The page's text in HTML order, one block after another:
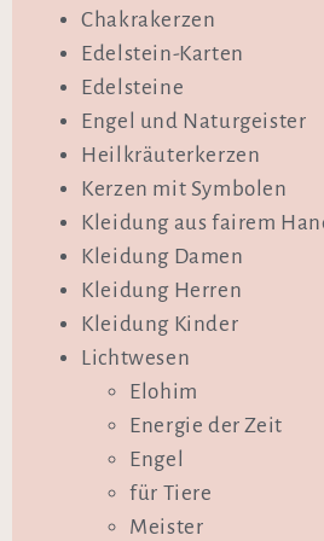
Chakrakerzen
Edelstein-Karten
Edelsteine
Engel und Naturgeister
Heilkräuterkerzen
Kerzen mit Symbolen
Kleidung aus fairem
Kleidung Damen
Kleidung Herren
Kleidung Kinder
Lichtwesen
Elohim
Energie der Zeit
Engel
für Tiere
Meister